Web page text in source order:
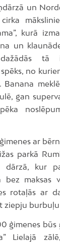
un
kurā
un
tā
no
gan
ar
parkā
dārzā, kur
bez maksas
rotaļās ar
ziepju burbuļu
ģimenes
Lielajā